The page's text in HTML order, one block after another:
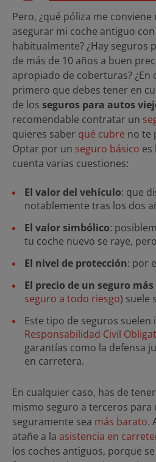
Pero, ¿qué póliza me
asegurar mi coche antiguo
habitualmente? ¿Hay seguros
de más de 10 años a buen
apropiado de coberturas? ¿En
primero que debes tener en
de los seguros para autos
recomendable contratar un
quieres saber qué cubre no te
Optar por un seguro básico es
cuenta varias cuestiones:
El valor del vehículo: que
notablemente tras los dos
El valor simbólico:
tu coche nuevo se raye,
El nivel de protección: por
El precio de un seguro
seguro a todo riesgo) suele
Este tipo de seguros suelen
Responsabilidad Civil
garantías como la defensa
en carretera.
En cualquier caso, has de
mismo seguro a terceros para
seguramente sea más barato.
atañe a la asistencia en
los coches antiguos, porque